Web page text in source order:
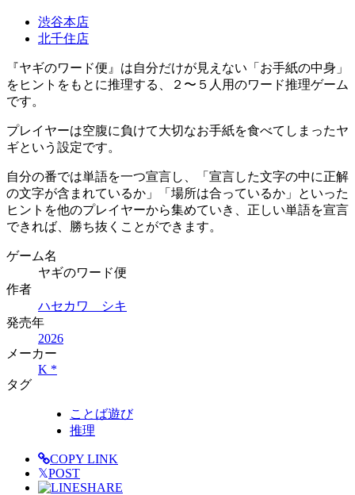
渋谷本店
北千住店
『ヤギのワード便』は自分だけが見えない「お手紙の中身」
をヒントをもとに推理する、２〜５人用のワード推理ゲーム
です。
プレイヤーは空腹に負けて大切なお手紙を食べてしまったヤ
ギという設定です。
自分の番では単語を一つ宣言し、「宣言した文字の中に正解
の文字が含まれているか」「場所は合っているか」といった
ヒントを他のプレイヤーから集めていき、正しい単語を宣言
できれば、勝ち抜くことができます。
ゲーム名
ヤギのワード便
作者
ハセカワ シキ
発売年
2026
メーカー
K *
タグ
ことば遊び
推理
COPY LINK
𝕏POST
SHARE